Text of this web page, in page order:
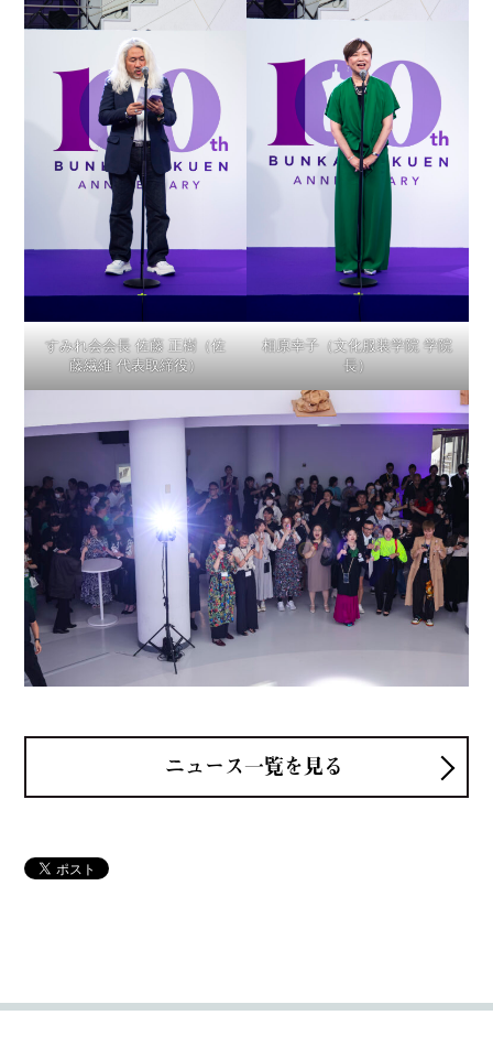
すみれ会会長 佐藤 正樹（佐
藤繊維 代表取締役）
相原幸子（文化服装学院 学院
長）
ニュース一覧を見る